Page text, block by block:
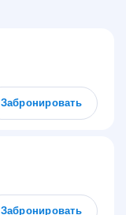
Забронировать
Забронировать